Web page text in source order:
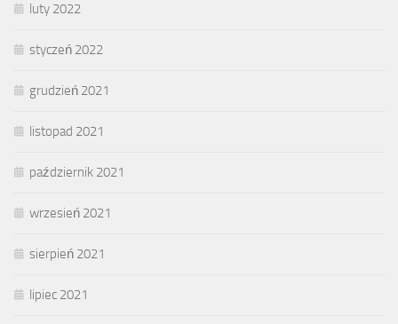
luty 2022
styczeń 2022
grudzień 2021
listopad 2021
październik 2021
wrzesień 2021
sierpień 2021
lipiec 2021